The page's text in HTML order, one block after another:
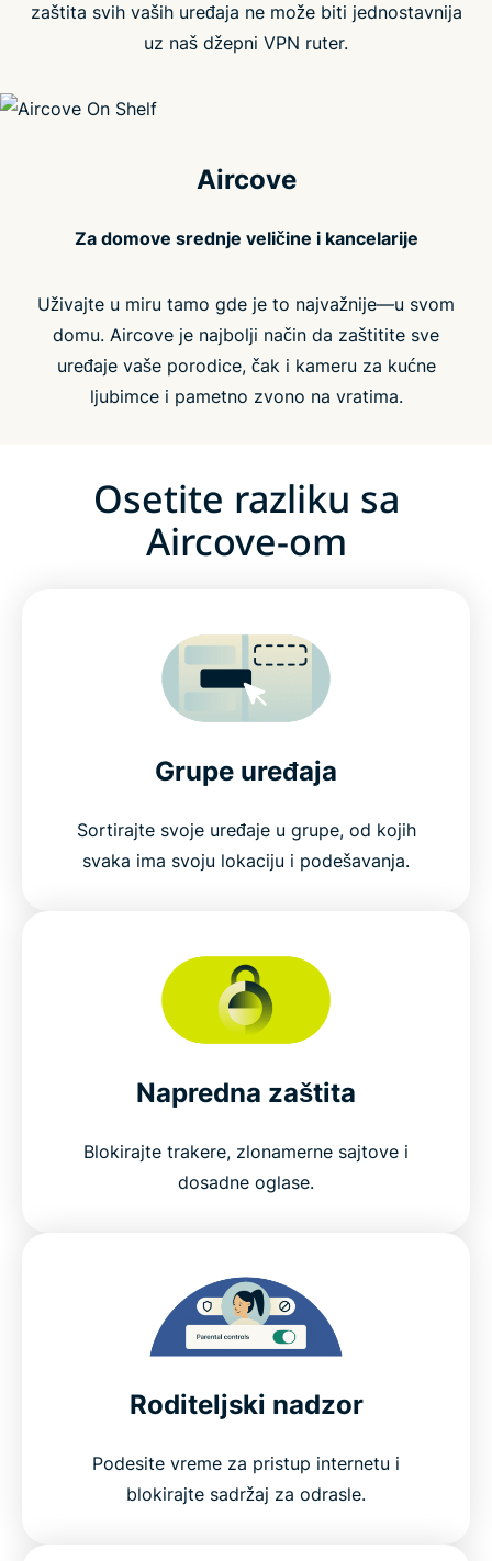
zaštita svih vaših uređaja ne može biti jednostavnija
uz naš džepni VPN ruter.
Aircove
Za domove srednje veličine i kancelarije
Uživajte u miru tamo gde je to najvažnije—u svom
domu. Aircove je najbolji način da zaštitite sve
uređaje vaše porodice, čak i kameru za kućne
ljubimce i pametno zvono na vratima.
Osetite razliku sa
Aircove-om
Grupe uređaja
Sortirajte svoje uređaje u grupe, od kojih
svaka ima svoju lokaciju i podešavanja.
Napredna zaštita
Blokirajte trakere, zlonamerne sajtove i
dosadne oglase.
Roditeljski nadzor
Podesite vreme za pristup internetu i
blokirajte sadržaj za odrasle.